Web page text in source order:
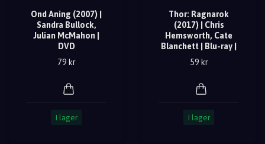
Ond Aning (2007) |
Sandra Bullock,
Julian McMahon |
DVD
79 kr
I lager
Thor: Ragnarok
(2017) | Chris
Hemsworth, Cate
Blanchett | Blu-ray |
59 kr
I lager